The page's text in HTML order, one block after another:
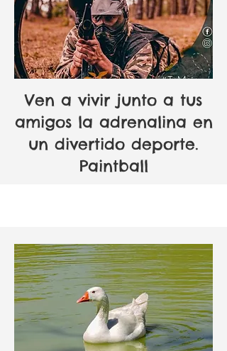
Ven a vivir junto a tus
amigos la adrenalina en
un divertido deporte.
Paintball